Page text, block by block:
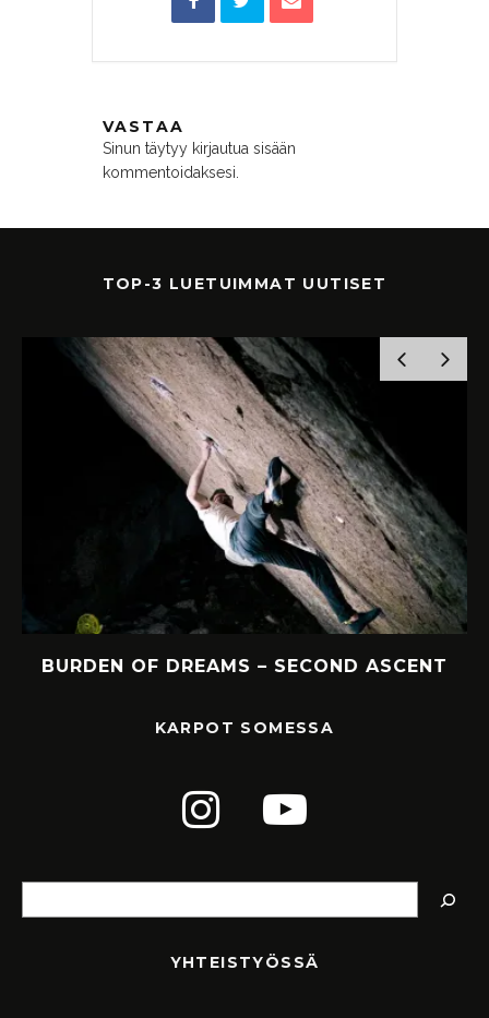
VASTAA
Sinun täytyy kirjautua sisään
kommentoidaksesi.
TOP-3 LUETUIMMAT UUTISET
BURDEN OF DREAMS – SECOND ASCENT
KARPOT SOMESSA
YHTEISTYÖSSÄ